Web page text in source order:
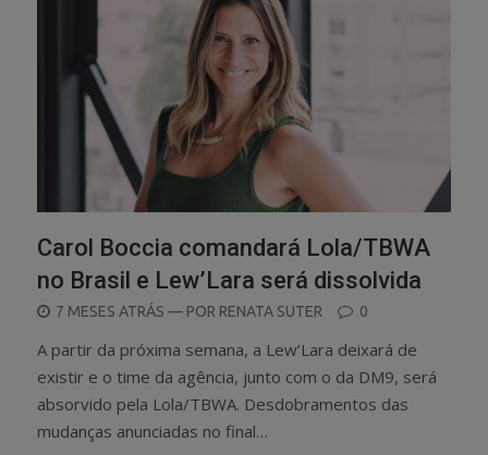
Carol Boccia comandará Lola/TBWA
no Brasil e Lew’Lara será dissolvida
POSTED
7 MESES ATRÁS — POR RENATA SUTER 0
A partir da próxima semana, a Lew’Lara deixará de
existir e o time da agência, junto com o da DM9, será
absorvido pela Lola/TBWA. Desdobramentos das
mudanças anunciadas no final…